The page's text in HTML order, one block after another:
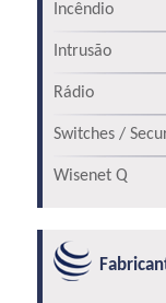
Incêndio
Intrusão
Rádio
Switches /
Wisenet Q